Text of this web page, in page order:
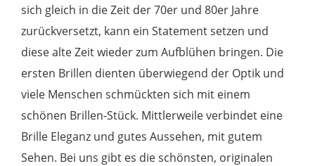
sich gleich in die Zeit der 70er und 80er Jahre
zurückversetzt, kann ein Statement setzen und
diese alte Zeit wieder zum Aufblühen bringen. Die
ersten Brillen dienten überwiegend der Optik und
viele Menschen schmückten sich mit einem
schönen Brillen-Stück. Mittlerweile verbindet eine
Brille Eleganz und gutes Aussehen, mit gutem
Sehen. Bei uns gibt es die schönsten, originalen